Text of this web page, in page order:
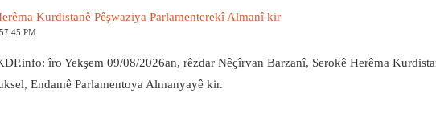
Kurdistanê Pêşwaziya Parlamenterekî Almanî kir
PM
îro Yekşem 09/08/2026an, rêzdar Nêçîrvan Barzanî, Serokê Herêma
Endamê Parlamentoya Almanyayê kir.